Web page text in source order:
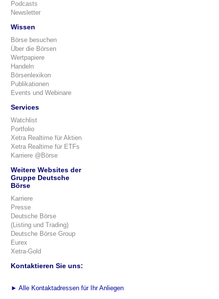
Podcasts
Newsletter
Wissen
Börse besuchen
Über die Börsen
Wertpapiere
Handeln
Börsenlexikon
Publikationen
Events und Webinare
Services
Watchlist
Portfolio
Xetra Realtime für Aktien
Xetra Realtime für ETFs
Karriere @Börse
Weitere Websites der
Gruppe Deutsche
Börse
Karriere
Presse
Deutsche Börse
(Listing und Trading)
Deutsche Börse Group
Eurex
Xetra-Gold
Kontaktieren Sie uns:
► Alle Kontaktadressen für Ihr Anliegen